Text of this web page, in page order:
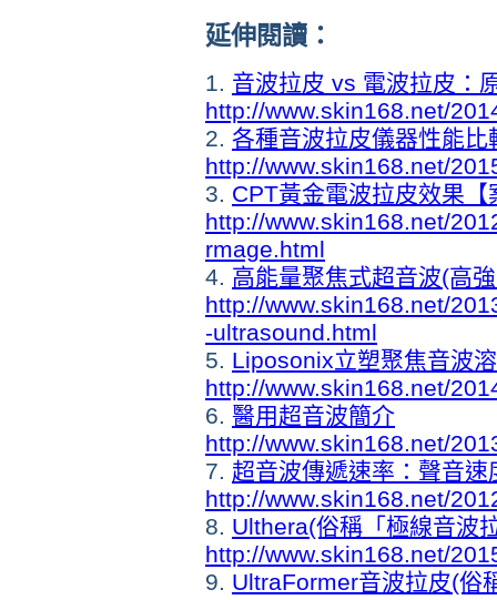
延伸閱讀：
1. 音波拉皮 vs 電波拉皮：
http://www.skin168.net/
2. 各種音波拉皮儀器性能比
http://www.skin168.net/
3. CPT黃金電波拉皮效果【
http://www.skin168.net/
rmage.html
4. 高能量聚焦式超音波(高
http://www.skin168.net/
-ultrasound.html
5. Liposonix立塑聚焦音波
http://www.skin168.net/
6. 醫用超音波簡介
http://www.skin168.net/
7. 超音波傳遞速率：聲音速
http://www.skin168.net/
8. Ulthera(俗稱「極線音波
http://www.skin168.net/
9. UltraFormer音波拉皮(俗